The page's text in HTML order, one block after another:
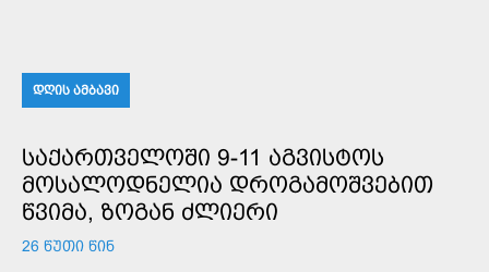
ᲓᲦᲘᲡ ᲐᲛᲑᲐᲕᲘ
ᲡᲐᲥᲐᲠᲗᲕᲔᲚᲝᲨᲘ 9-11 ᲐᲒᲕᲘᲡᲢᲝᲡ
ᲛᲝᲡᲐᲚᲝᲓᲜᲔᲚᲘᲐ ᲓᲠᲝᲒᲐᲛᲝᲨᲕᲔᲑᲘᲗ
ᲬᲕᲘᲛᲐ, ᲖᲝᲒᲐᲜ ᲫᲚᲘᲔᲠᲘ
26 ᲬᲣᲗᲘ ᲬᲘᲜ